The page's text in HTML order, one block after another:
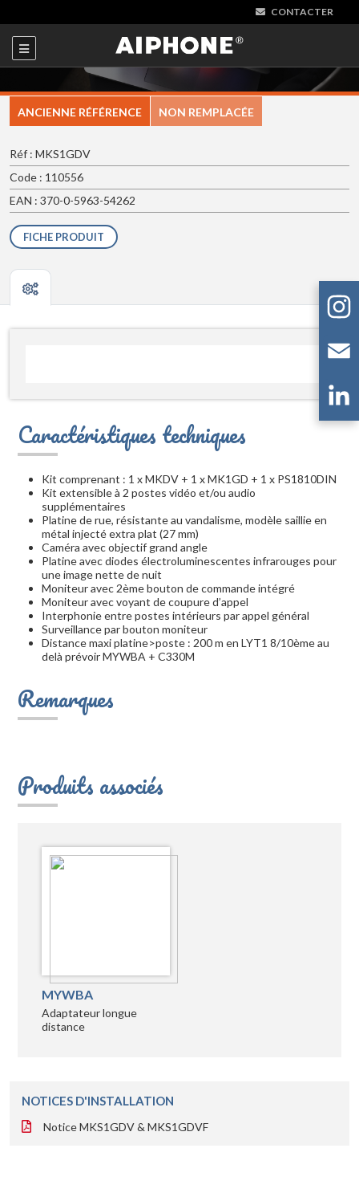
CONTACTER
ANCIENNE RÉFÉRENCE NON REMPLACÉE
Réf : MKS1GDV
Code : 110556
EAN : 370-0-5963-54262
FICHE PRODUIT
Caractéristiques techniques
Kit comprenant : 1 x MKDV + 1 x MK1GD + 1 x PS1810DIN
Kit extensible à 2 postes vidéo et/ou audio
supplémentaires
Platine de rue, résistante au vandalisme, modèle saillie en
métal injecté extra plat (27 mm)
Caméra avec objectif grand angle
Platine avec diodes électroluminescentes infrarouges pour
une image nette de nuit
Moniteur avec 2ème bouton de commande intégré
Moniteur avec voyant de coupure d’appel
Interphonie entre postes intérieurs par appel général
Surveillance par bouton moniteur
Distance maxi platine>poste : 200 m en LYT1 8/10ème au
delà prévoir MYWBA + C330M
Remarques
Produits associés
MYWBA
Adaptateur longue
distance
NOTICES D'INSTALLATION
Notice MKS1GDV & MKS1GDVF